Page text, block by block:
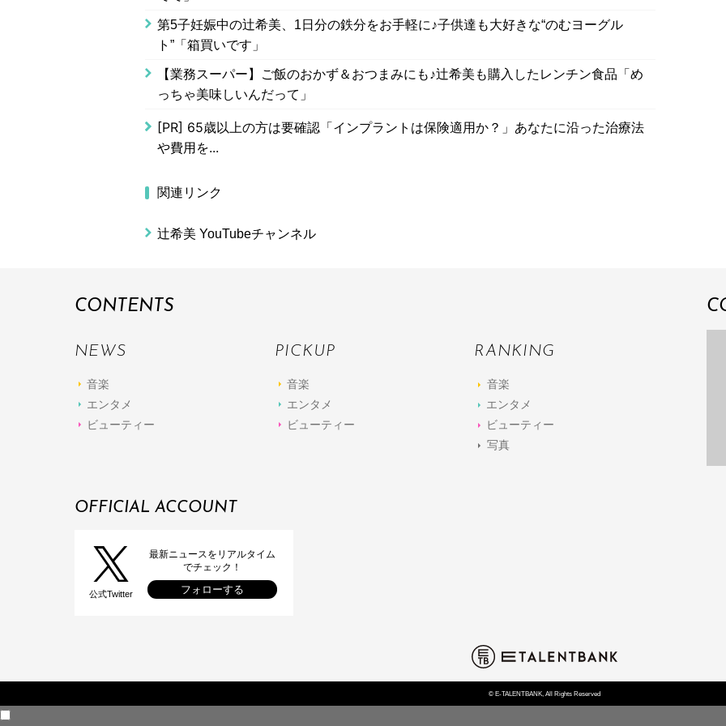
第5子妊娠中の辻希美、1日分の鉄分をお手軽に♪子供達も大好きな“のむヨーグル
ト”「箱買いです」
【業務スーパー】ご飯のおかず＆おつまみにも♪辻希美も購入したレンチン食品「め
っちゃ美味しいんだって」
[PR] 65歳以上の方は要確認「インプラントは保険適用か？」あなたに沿った治療法
や費用を...
関連リンク
辻希美 YouTubeチャンネル
CONTENTS
NEWS
音楽
エンタメ
ビューティー
PICKUP
音楽
エンタメ
ビューティー
RANKING
音楽
エンタメ
ビューティー
写真
OFFICIAL ACCOUNT
公式Twitter
最新ニュースをリアルタイム
でチェック！
フォローする
© E-TALENTBANK, All Rights Reserved